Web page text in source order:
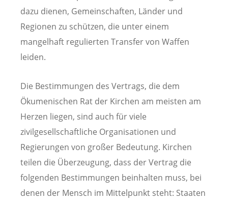
dazu dienen, Gemeinschaften, Länder und
Regionen zu schützen, die unter einem
mangelhaft regulierten Transfer von Waffen
leiden.
Die Bestimmungen des Vertrags, die dem
Ökumenischen Rat der Kirchen am meisten am
Herzen liegen, sind auch für viele
zivilgesellschaftliche Organisationen und
Regierungen von großer Bedeutung. Kirchen
teilen die Überzeugung, dass der Vertrag die
folgenden Bestimmungen beinhalten muss, bei
denen der Mensch im Mittelpunkt steht: Staaten